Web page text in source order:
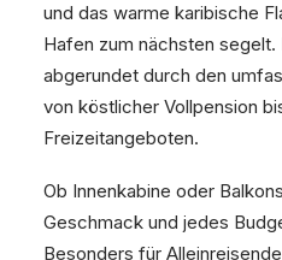
und das warme karibische
Hafen zum nächsten segelt.
abgerundet durch den
von köstlicher Vollpension
Freizeitangeboten.
Ob Innenkabine oder
Geschmack und jedes
Besonders für